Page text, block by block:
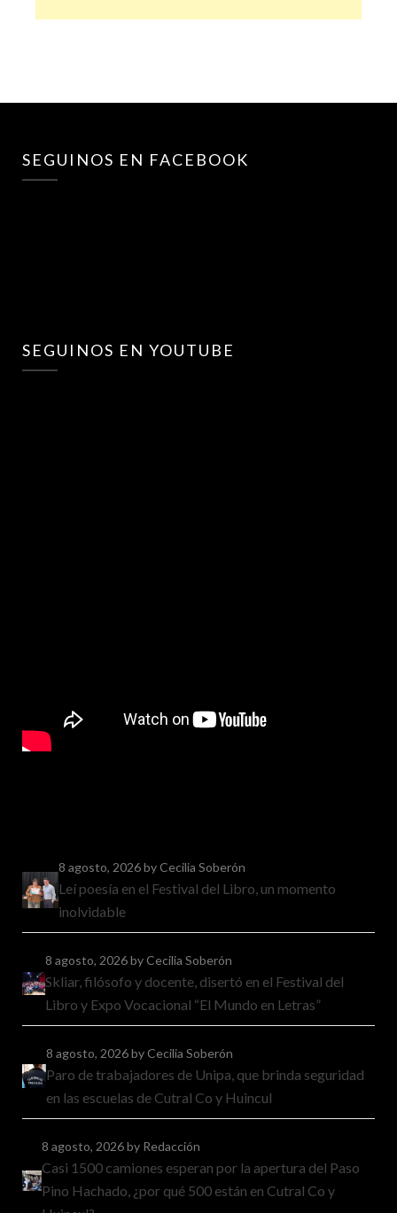
SEGUINOS EN FACEBOOK
SEGUINOS EN YOUTUBE
8 agosto, 2026by Cecilia Soberón
Leí poesía en el Festival del Libro, un momento
inolvidable
8 agosto, 2026by Cecilia Soberón
Skliar, filósofo y docente, disertó en el Festival del
Libro y Expo Vocacional “El Mundo en Letras”
8 agosto, 2026by Cecilia Soberón
Paro de trabajadores de Unipa, que brinda seguridad
en las escuelas de Cutral Co y Huincul
8 agosto, 2026by Redacción
Casi 1500 camiones esperan por la apertura del Paso
Pino Hachado, ¿por qué 500 están en Cutral Co y